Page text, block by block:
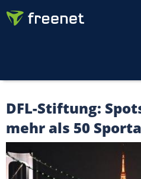
DFL-Stiftung:
mehr als 50